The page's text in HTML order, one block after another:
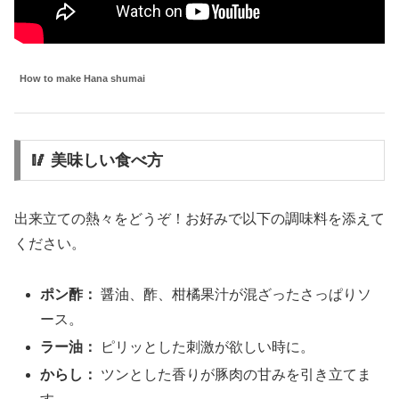
How to make Hana shumai
🥢 美味しい食べ方
出来立ての熱々をどうぞ！お好みで以下の調味料を添えて
ください。
ポン酢： 醤油、酢、柑橘果汁が混ざったさっぱりソ
ース。
ラー油：
ピリッとした刺激が欲しい時に。
からし：
ツンとした香りが豚肉の甘みを引き立てま